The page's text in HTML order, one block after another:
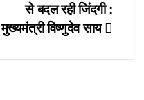
से बदल रही जिंदगी :
मुख्यमंत्री विष्णुदेव साय